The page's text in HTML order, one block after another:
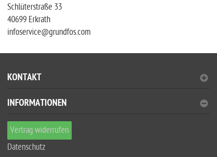
Schlüterstraße 33
40699 Erkrath
infoservice@grundfos.com
KONTAKT
INFORMATIONEN
Vertrag widerrufen
Datenschutz